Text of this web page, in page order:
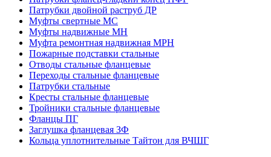
Патрубки двойной раструб ДР
Муфты свертные МС
Муфты надвижные МН
Муфта ремонтная надвижная МРН
Пожарные подставки стальные
Отводы стальные фланцевые
Переходы стальные фланцевые
Патрубки стальные
Кресты стальные фланцевые
Тройники стальные фланцевые
Фланцы ПГ
Заглушка фланцевая ЗФ
Кольца уплотнительные Тайтон для ВЧШГ